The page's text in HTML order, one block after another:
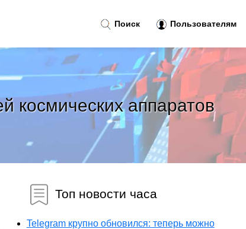
космических аппаратов
Топ новости часа
Telegram крупно обновился: теперь можно
Поиск Пользователям